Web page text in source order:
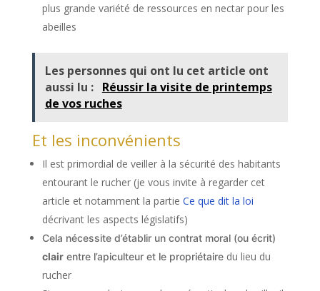
plus grande variété de ressources en nectar pour les
abeilles
Les personnes qui ont lu cet article ont
aussi lu : Réussir la visite de printemps
de vos ruches
Et les inconvénients
Il est primordial de veiller à la sécurité des habitants
entourant le rucher (je vous invite à regarder cet
article et notamment la partie Ce que dit la loi
décrivant les aspects législatifs)
Cela nécessite d’établir un contrat moral (ou écrit)
clairentre l’apiculteur et le propriétairedu lieu du
rucher